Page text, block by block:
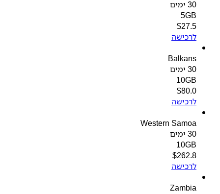
5GB
$27.5
לרכישה
Balkans
10GB
$80.0
לרכישה
Western Samoa
10GB
$262.8
לרכישה
Zambia